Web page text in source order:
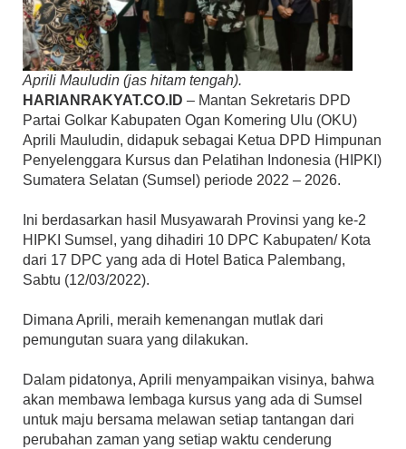
Aprili Mauludin (jas hitam tengah).
HARIANRAKYAT.CO.ID – Mantan Sekretaris DPD
Partai Golkar Kabupaten Ogan Komering Ulu (OKU)
Aprili Mauludin, didapuk sebagai Ketua DPD Himpunan
Penyelenggara Kursus dan Pelatihan Indonesia (HIPKI)
Sumatera Selatan (Sumsel) periode 2022 – 2026.
Ini berdasarkan hasil Musyawarah Provinsi yang ke-2
HIPKI Sumsel, yang dihadiri 10 DPC Kabupaten/ Kota
dari 17 DPC yang ada di Hotel Batica Palembang,
Sabtu (12/03/2022).
Dimana Aprili, meraih kemenangan mutlak dari
pemungutan suara yang dilakukan.
Dalam pidatonya, Aprili menyampaikan visinya, bahwa
akan membawa lembaga kursus yang ada di Sumsel
untuk maju bersama melawan setiap tantangan dari
perubahan zaman yang setiap waktu cenderung